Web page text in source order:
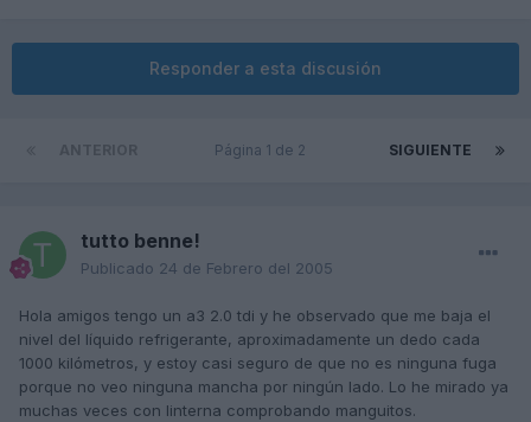
Responder a esta discusión
SIGUIENTE
Página 1 de 2
tutto benne!
Publicado 24 de Febrero del 2005
Hola amigos tengo un a3 2.0 tdi y he observado que me baja el
nivel del líquido refrigerante, aproximadamente un dedo cada
1000 kilómetros, y estoy casi seguro de que no es ninguna fuga
porque no veo ninguna mancha por ningún lado. Lo he mirado ya
muchas veces con linterna comprobando manguitos.